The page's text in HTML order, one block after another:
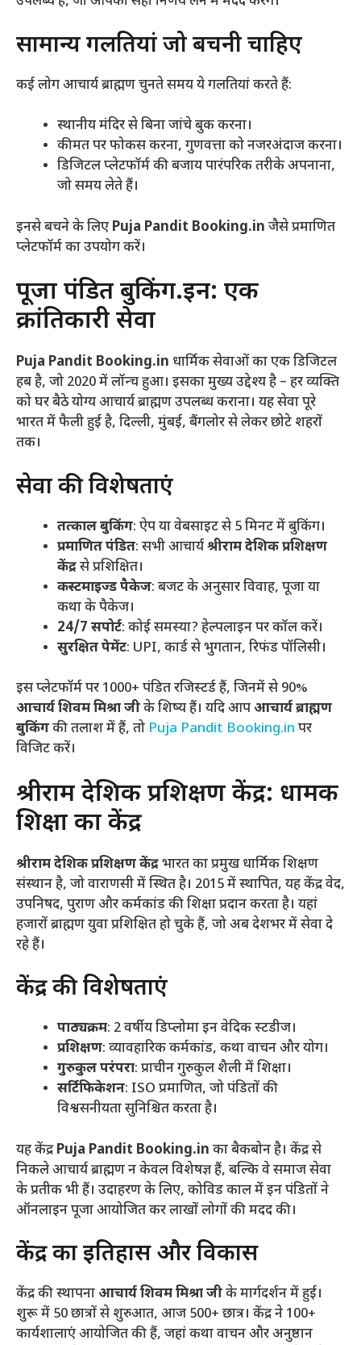
सामान्य गलतियां जो बचनी चाहिए
कई लोग आचार्य ब्राह्मण चुनते समय ये गलतियां करते हैं:
स्थानीय मंदिर से बिना जांचे बुक करना।
कीमत पर फोकस करना, गुणवत्ता को नजरअंदाज करना।
डिजिटल प्लेटफॉर्म की बजाय पारंपरिक तरीके अपनाना,
जो समय लेते हैं।
इनसे बचने के लिए Puja Pandit Booking.in जैसे प्रमाणित
प्लेटफॉर्म का उपयोग करें।
पूजा पंडित बुकिंग.इन: एक
क्रांतिकारी सेवा
Puja Pandit Booking.in धार्मिक सेवाओं का एक डिजिटल
हब है, जो 2020 में लॉन्च हुआ। इसका मुख्य उद्देश्य है – हर व्यक्ति
को घर बैठे योग्य आचार्य ब्राह्मण उपलब्ध कराना। यह सेवा पूरे
भारत में फैली हुई है, दिल्ली, मुंबई, बैंगलोर से लेकर छोटे शहरों
तक।
सेवा की विशेषताएं
तत्काल बुकिंग: ऐप या वेबसाइट से 5 मिनट में बुकिंग।
प्रमाणित पंडित: सभी आचार्यश्रीराम देशिक प्रशिक्षण
केंद्रसे प्रशिक्षित।
कस्टमाइज्ड पैकेज: बजट के अनुसार विवाह, पूजा या
कथा के पैकेज।
24/7 सपोर्ट: कोई समस्या? हेल्पलाइन पर कॉल करें।
सुरक्षित पेमेंट: UPI, कार्ड से भुगतान, रिफंड पॉलिसी।
इस प्लेटफॉर्म पर 1000+ पंडित रजिस्टर्ड हैं, जिनमें से 90%
आचार्य शिवम मिश्रा जीके शिष्य हैं। यदि आपआचार्य ब्राह्मण
बुकिंगकी तलाश में हैं, तो Puja Pandit Booking.in पर
विजिट करें।
श्रीराम देशिक प्रशिक्षण केंद्र: धार्मिक
शिक्षा का केंद्र
श्रीराम देशिक प्रशिक्षण केंद्रभारत का प्रमुख धार्मिक शिक्षण
संस्थान है, जो वाराणसी में स्थित है। 2015 में स्थापित, यह केंद्र वेद,
उपनिषद, पुराण और कर्मकांड की शिक्षा प्रदान करता है। यहां
हजारों ब्राह्मण युवा प्रशिक्षित हो चुके हैं, जो अब देशभर में सेवा दे
रहे हैं।
केंद्र की विशेषताएं
पाठ्यक्रम: 2 वर्षीय डिप्लोमा इन वेदिक स्टडीज।
प्रशिक्षण: व्यावहारिक कर्मकांड, कथा वाचन और योग।
गुरुकुल परंपरा: प्राचीन गुरुकुल शैली में शिक्षा।
सर्टिफिकेशन: ISO प्रमाणित, जो पंडितों की
विश्वसनीयता सुनिश्चित करता है।
यह केंद्रPuja Pandit Booking.in का बैकबोन है। केंद्र से
निकले आचार्य ब्राह्मण न केवल विशेषज्ञ हैं, बल्कि वे समाज सेवा
के प्रतीक भी हैं। उदाहरण के लिए, कोविड काल में इन पंडितों ने
ऑनलाइन पूजा आयोजित कर लाखों लोगों की मदद की।
केंद्र का इतिहास और विकास
केंद्र की स्थापनाआचार्य शिवम मिश्रा जीके मार्गदर्शन में हुई।
शुरू में 50 छात्रों से शुरुआत, आज 500+ छात्र। केंद्र ने 100+
कार्यशालाएं आयोजित की हैं, जहां कथा वाचन और अनुष्ठान